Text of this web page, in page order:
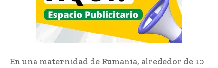
En una maternidad de Rumania, alrededor de 10